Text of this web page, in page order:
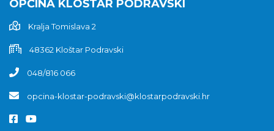
OPĆINA KLOŠTAR PODRAVSKI
Kralja Tomislava 2
48362 Kloštar Podravski
048/816 066
opcina-klostar-podravski@klostarpodravski.hr